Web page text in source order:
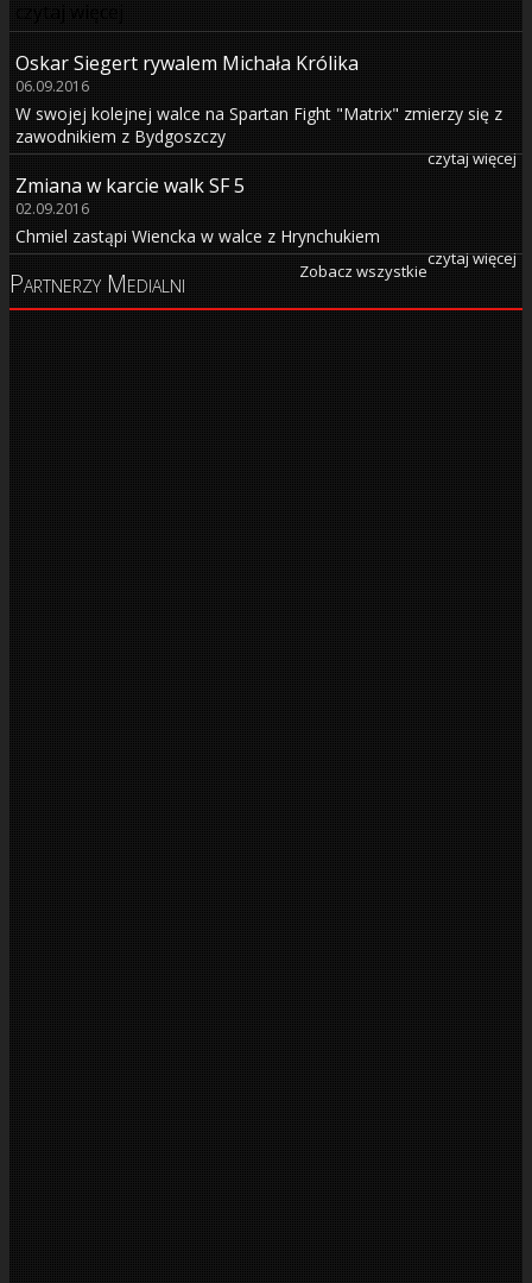
Oskar Siegert rywalem Michała Królika
06.09.2016
W swojej kolejnej walce na Spartan Fight "Matrix" zmierzy się z
zawodnikiem z Bydgoszczy
czytaj więcej
Zmiana w karcie walk SF 5
02.09.2016
Chmiel zastąpi Wiencka w walce z Hrynchukiem
czytaj więcej
Zobacz wszystkie
Partnerzy Medialni